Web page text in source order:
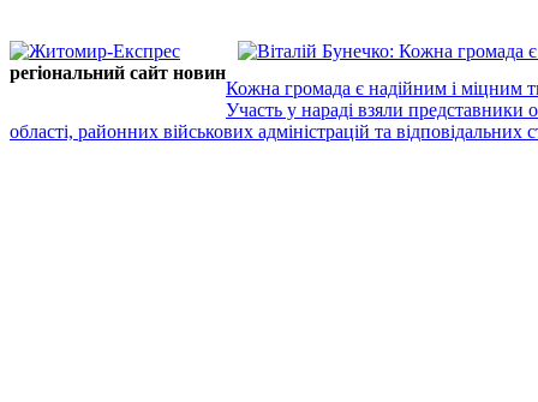
регіональний сайт новин
Кожна громада є надійним і міцним
Участь у нараді взяли представники
області, районних військових адміністрацій та відповідальних